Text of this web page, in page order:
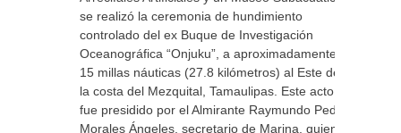
se realizó la ceremonia de hundimiento
controlado del ex Buque de Investigación
Oceanográfica “Onjuku”, a aproximadamente
15 millas náuticas (27.8 kilómetros) al Este de
la costa del Mezquital, Tamaulipas. Este acto
fue presidido por el Almirante Raymundo Pedro
Morales Ángeles, secretario de Marina, quien